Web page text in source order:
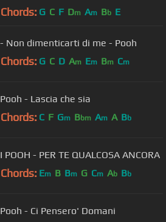
Chords: G C F Dm Am Bb E
- Non dimenticarti di me - Pooh
Chords: G C D Am Em Bm Cm
Pooh - Lascia che sia
Chords: C F Gm Bbm Am A Bb
I POOH - PER TE QUALCOSA ANCORA
Chords: Em B Bm G Cm Ab Bb
Pooh - Ci Pensero' Domani